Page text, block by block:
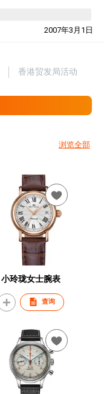
2007年3月1日
香港贸发局活动
浏览全部
小玲珑女士腕表
查询